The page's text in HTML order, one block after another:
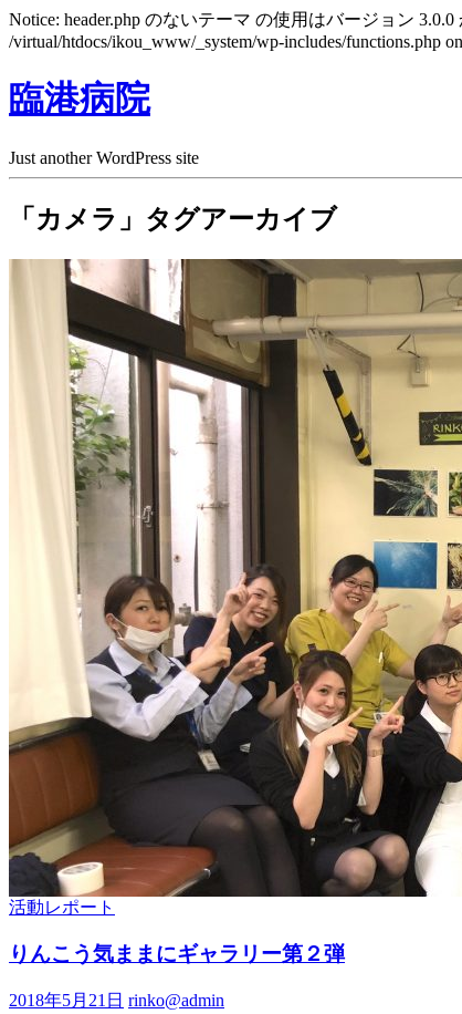
Notice: header.php のないテーマ の使用はバージョン 3.0.0
/virtual/htdocs/ikou_www/_system/wp-includes/functions.php
臨港病院
Just another WordPress site
「カメラ」タグアーカイブ
活動レポート
りんこう気ままにギャラリー第２弾
2018年5月21日 rinko@admin